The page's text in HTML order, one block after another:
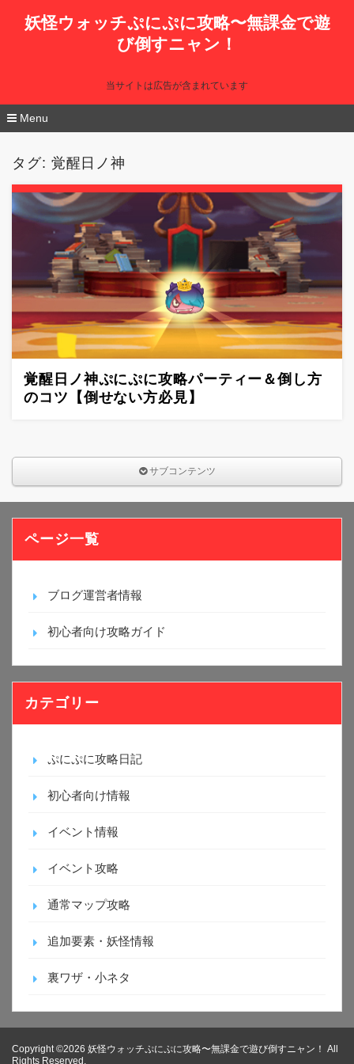
妖怪ウォッチぷにぷに攻略〜無課金で遊
び倒すニャン！
当サイトは広告が含まれています
Menu
タグ: 覚醒日ノ神
覚醒日ノ神ぷにぷに攻略パーティー＆倒し方
のコツ【倒せない方必見】
サブコンテンツ
ページ一覧
ブログ運営者情報
初心者向け攻略ガイド
カテゴリー
ぷにぷに攻略日記
初心者向け情報
イベント情報
イベント攻略
通常マップ攻略
追加要素・妖怪情報
裏ワザ・小ネタ
Copyright ©2026 妖怪ウォッチぷにぷに攻略〜無課金で遊び倒すニャン！ All
Rights Reserved.